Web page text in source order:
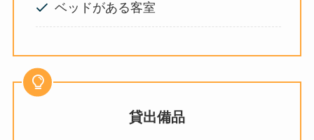
ベッドがある客室
貸出備品